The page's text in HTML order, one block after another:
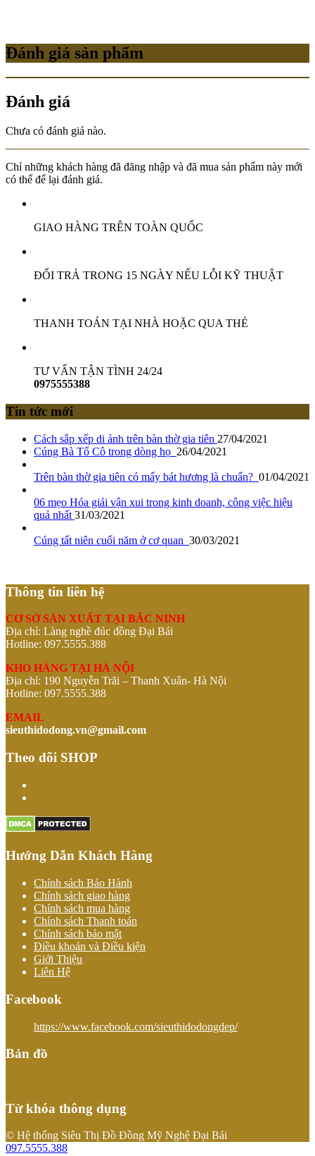
Đánh giá sản phẩm
Đánh giá
Chưa có đánh giá nào.
Chỉ những khách hàng đã đăng nhập và đã mua sản phẩm này mới
có thể để lại đánh giá.
GIAO HÀNG TRÊN TOÀN QUỐC
ĐỔI TRẢ TRONG 15 NGÀY NẾU LỖI KỸ THUẬT
THANH TOÁN TẠI NHÀ HOẶC QUA THẺ
TƯ VẤN TẬN TÌNH 24/24
0975555388
Tin tức mới
Cách sắp xếp di ảnh trên bàn thờ gia tiên 27/04/2021
Cúng Bà Tổ Cô trong dòng họ 26/04/2021
Trên bàn thờ gia tiên có mấy bát hương là chuẩn? 01/04/2021
06 mẹo Hóa giải vận xui trong kinh doanh, công việc hiệu
quả nhất 31/03/2021
Cúng tất niên cuối năm ở cơ quan 30/03/2021
Thông tin liên hệ
CƠ SỞ SẢN XUẤT TẠI BẮC NINH
Địa chỉ: Làng nghề đúc đồng Đại Bái
Hotline: 097.5555.388
KHO HÀNG TẠI HÀ NỘI
Địa chỉ: 190 Nguyễn Trãi – Thanh Xuân- Hà Nội
Hotline: 097.5555.388
EMAIL
sieuthidodong.vn@gmail.com
Theo dõi SHOP
Hướng Dẫn Khách Hàng
Chính sách Bảo Hành
Chính sách giao hàng
Chính sách mua hàng
Chính sách Thanh toán
Chính sách bảo mật
Điều khoản và Điều kiện
Giới Thiệu
Liên Hệ
Facebook
https://www.facebook.com/sieuthidodongdep/
Bản đồ
Từ khóa thông dụng
© Hệ thống Siêu Thị Đồ Đồng Mỹ Nghệ Đại Bái
097.5555.388